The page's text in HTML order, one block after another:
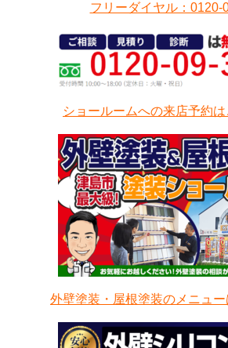
フリーダイヤル：0120-
ショールームへの来店予約
外壁塗装・屋根塗装のメニュ